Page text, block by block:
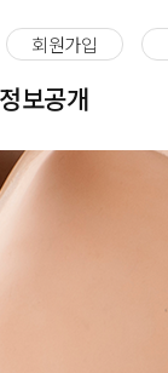
회원가입
정보공개